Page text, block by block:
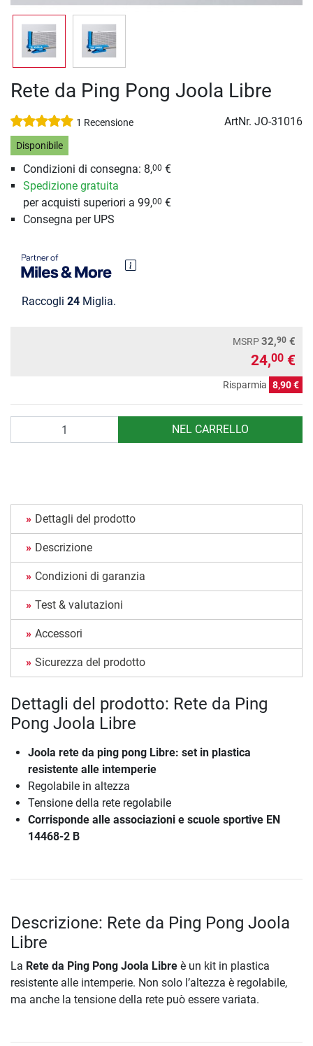
Rete da Ping Pong Joola Libre
1 Recensione ArtNr. JO-31016
Disponibile
Condizioni di consegna: 8,00 €
Spedizione gratuita
per acquisti superiori a 99,00 €
Consegna per UPS
Raccogli 24 Miglia.
MSRP32,90 €
24,00 €
Risparmia 8,90 €
NEL CARRELLO
Dettagli del prodotto
Descrizione
Condizioni di garanzia
Test & valutazioni
Accessori
Sicurezza del prodotto
Dettagli del prodotto: Rete da Ping
Pong Joola Libre
Joola rete da ping pong Libre: set in plastica
resistente alle intemperie
Regolabile in altezza
Tensione della rete regolabile
Corrisponde alle associazioni e scuole sportive EN
14468-2 B
Descrizione: Rete da Ping Pong Joola
Libre
La Rete da Ping Pong Joola Libre è un kit in plastica
resistente alle intemperie. Non solo l’altezza è regolabile,
ma anche la tensione della rete può essere variata.